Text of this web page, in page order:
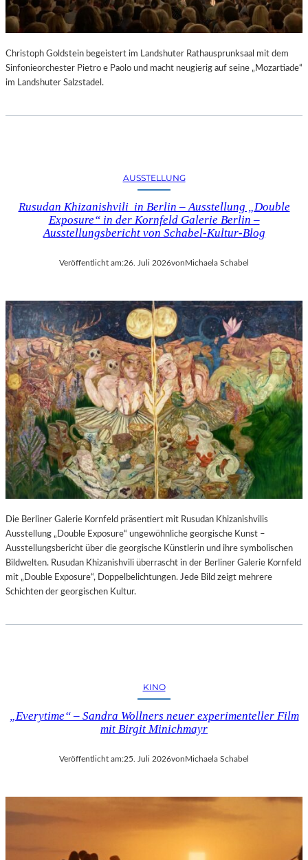
Christoph Goldstein begeistert im Landshuter Rathausprunksaal mit dem
Sinfonieorchester Pietro e Paolo und macht neugierig auf seine „Mozartiade“
im Landshuter Salzstadel.
AUSSTELLUNG
Rusudan Khizanishvili in Berlin – Ausstellung „Double
Exposure“ in der Kornfeld Galerie Berlin –
Ausstellungsbericht von Schabel-Kultur-Blog
Veröffentlicht am:26. Juli 2026von Michaela Schabel
Die Berliner Galerie Kornfeld präsentiert mit Rusudan Khizanishvilis
Ausstellung „Double Exposure“ ungewöhnliche georgische Kunst –
Ausstellungsbericht über die georgische Künstlerin und ihre symbolischen
Bildwelten. Rusudan Khizanishvili überrascht in der Berliner Galerie Kornfeld
mit „Double Exposure“, Doppelbelichtungen. Jede Bild zeigt mehrere
Schichten der georgischen Kultur.
KINO
„Everytime“ – Sandra Wollners neuer experimenteller Film
mit Birgit Minichmayr
Veröffentlicht am:25. Juli 2026von Michaela Schabel